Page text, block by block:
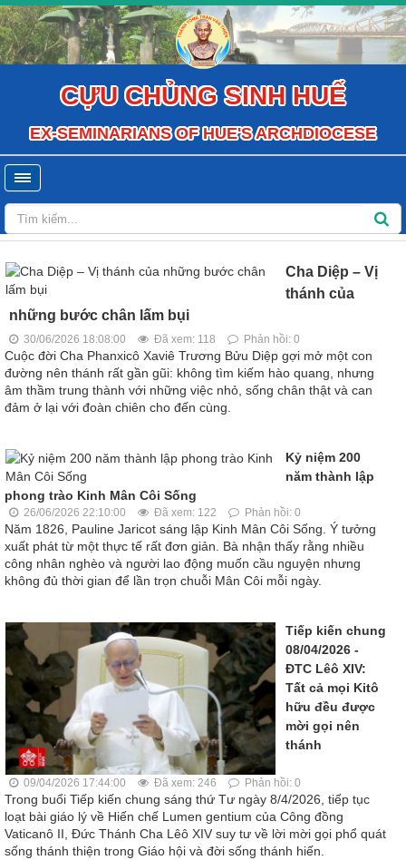
CỰU CHỦNG SINH HUẾ
EX-SEMINARIANS OF HUE'S ARCHDIOCESE
Cha Diệp – Vị
thánh của
những bước chân lấm bụi
30/06/2026 18:08:00 Đã xem: 118 Phản hồi: 0
Cuộc đời Cha Phanxicô Xaviê Trương Bửu Diệp gợi mở một con
đường nên thánh rất gần gũi: không tìm kiếm hào quang, nhưng
âm thầm trung thành với những việc nhỏ, sống chân thật và can
đảm ở lại với đoàn chiên cho đến cùng.
Kỷ niệm 200
năm thành lập
phong trào Kinh Mân Côi Sống
26/06/2026 22:10:00 Đã xem: 122 Phản hồi: 0
Năm 1826, Pauline Jaricot sáng lập Kinh Mân Côi Sống. Ý tưởng
xuất phát từ một thực tế rất đơn giản. Bà nhận thấy rằng nhiều
công nhân nghèo và người lao động muốn cầu nguyện nhưng
không đủ thời gian để lần trọn chuỗi Mân Côi mỗi ngày.
Tiếp kiến chung
08/04/2026 -
ĐTC Lêô XIV:
Tất cả mọi Kitô
hữu đều được
mời gọi nên
thánh
09/04/2026 17:44:00 Đã xem: 246 Phản hồi: 0
Trong buổi Tiếp kiến chung sáng thứ Tư ngày 8/4/2026, tiếp tục
loạt bài giáo lý về Hiến chế Lumen gentium của Công đồng
Vaticanô II, Đức Thánh Cha Lêô XIV suy tư về lời mời gọi phổ quát
sống thánh thiện trong Giáo hội và đời sống thánh hiến.